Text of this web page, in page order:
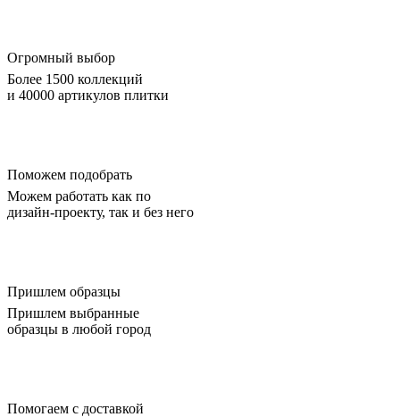
Огромный выбор
Более 1500 коллекций
и 40000 артикулов плитки
Поможем подобрать
Можем работать как по
дизайн-проекту, так и без него
Пришлем образцы
Пришлем выбранные
образцы в любой город
Помогаем с доставкой